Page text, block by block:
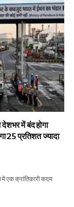
में बंद होगा
25 प्रतिशत ज्यादा
में एक क्रांतिकारी कदम